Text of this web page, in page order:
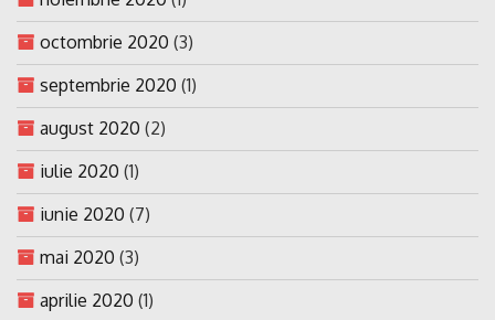
octombrie 2020 (3)
septembrie 2020 (1)
august 2020 (2)
iulie 2020 (1)
iunie 2020 (7)
mai 2020 (3)
aprilie 2020 (1)